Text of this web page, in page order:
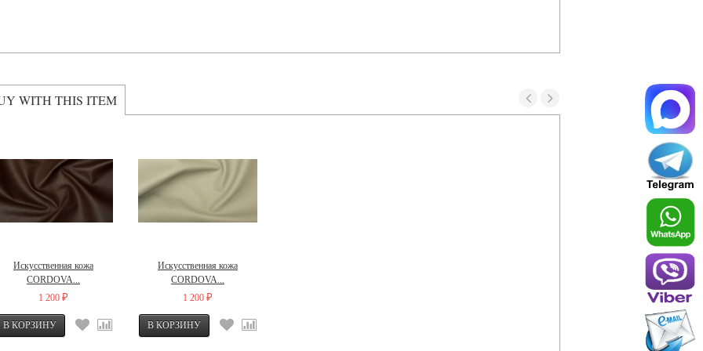
WITH THIS ITEM
Искусственная кожа
CORDOVA...
1 200 ₽
Искусственная кожа
CORDOVA...
1 200 ₽